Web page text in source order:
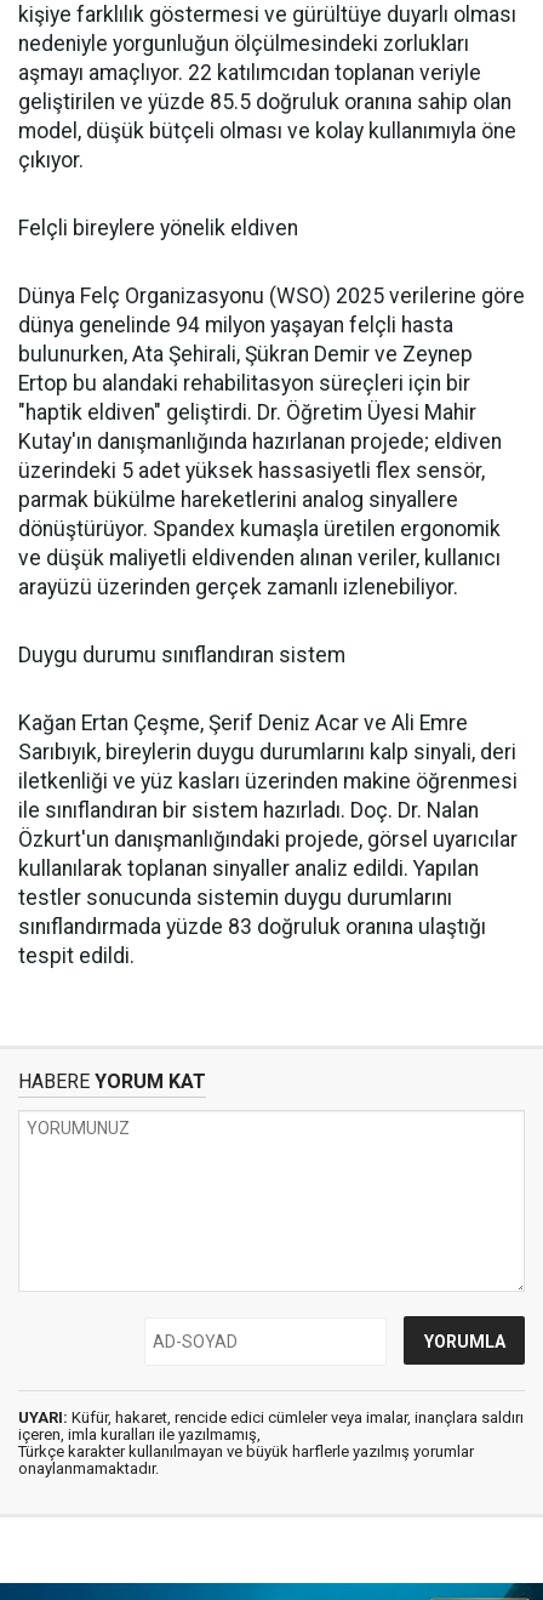
kişiye farklılık göstermesi ve gürültüye duyarlı olması
nedeniyle yorgunluğun ölçülmesindeki zorlukları
aşmayı amaçlıyor. 22 katılımcıdan toplanan veriyle
geliştirilen ve yüzde 85.5 doğruluk oranına sahip olan
model, düşük bütçeli olması ve kolay kullanımıyla öne
çıkıyor.
Felçli bireylere yönelik eldiven
Dünya Felç Organizasyonu (WSO) 2025 verilerine göre
dünya genelinde 94 milyon yaşayan felçli hasta
bulunurken, Ata Şehirali, Şükran Demir ve Zeynep
Ertop bu alandaki rehabilitasyon süreçleri için bir
"haptik eldiven" geliştirdi. Dr. Öğretim Üyesi Mahir
Kutay'ın danışmanlığında hazırlanan projede; eldiven
üzerindeki 5 adet yüksek hassasiyetli flex sensör,
parmak bükülme hareketlerini analog sinyallere
dönüştürüyor. Spandex kumaşla üretilen ergonomik
ve düşük maliyetli eldivenden alınan veriler, kullanıcı
arayüzü üzerinden gerçek zamanlı izlenebiliyor.
Duygu durumu sınıflandıran sistem
Kağan Ertan Çeşme, Şerif Deniz Acar ve Ali Emre
Sarıbıyık, bireylerin duygu durumlarını kalp sinyali, deri
iletkenliği ve yüz kasları üzerinden makine öğrenmesi
ile sınıflandıran bir sistem hazırladı. Doç. Dr. Nalan
Özkurt'un danışmanlığındaki projede, görsel uyarıcılar
kullanılarak toplanan sinyaller analiz edildi. Yapılan
testler sonucunda sistemin duygu durumlarını
sınıflandırmada yüzde 83 doğruluk oranına ulaştığı
tespit edildi.
HABERE YORUM KAT
UYARI: Küfür, hakaret, rencide edici cümleler veya imalar, inançlara saldırı
içeren, imla kuralları ile yazılmamış,
Türkçe karakter kullanılmayan ve büyük harflerle yazılmış yorumlar
onaylanmamaktadır.